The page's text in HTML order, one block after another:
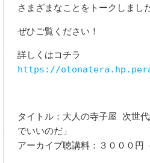
さまざまなことをトークしまし
ぜひご覧ください！
詳しくはコチラ
https://
タイトル：大人の寺子屋 次世
でいいのだ」
アーカイブ聴講料：３０００円